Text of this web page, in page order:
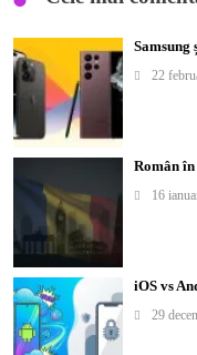
Samsung
22
Român în
16
iOS vs
29